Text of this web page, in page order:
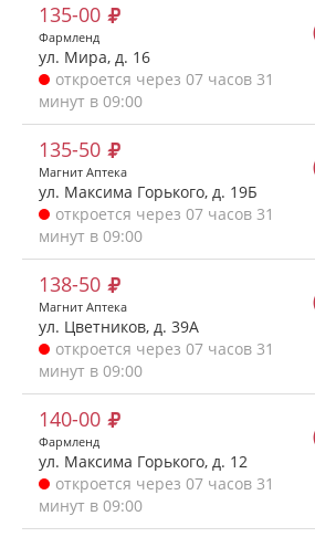
135-00
Фармленд
ул. Мира, д. 16
откроется через 07 часов 31
минут в 09:00
135-50
Магнит Аптека
ул. Максима Горького, д. 19Б
откроется через 07 часов 31
минут в 09:00
138-50
Магнит Аптека
ул. Цветников, д. 39А
откроется через 07 часов 31
минут в 09:00
140-00
Фармленд
ул. Максима Горького, д. 12
откроется через 07 часов 31
минут в 09:00